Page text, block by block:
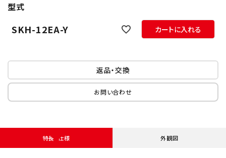
型式
SKH-12EA-Y カートに入れる
返品・交換
お問い合わせ
特長・仕様 外観図